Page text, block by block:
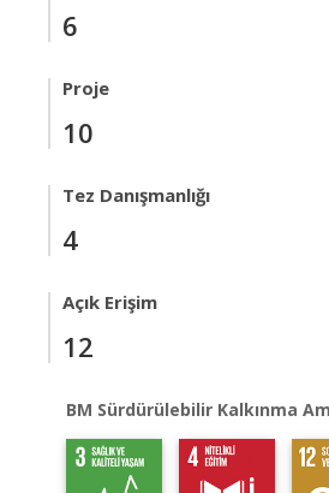
6
Proje
10
Tez Danışmanlığı
4
Açık Erişim
12
BM Sürdürülebilir Kalkınma